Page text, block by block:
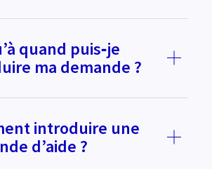
quand puis‑je
ma demande ?
introduire une
d’aide ?